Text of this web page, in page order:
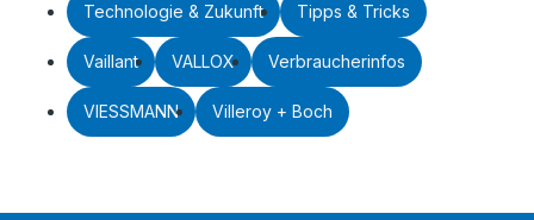
Technologie & Zukunft Tipps & Tricks
Vaillant VALLOX Verbraucherinfos
VIESSMANN Villeroy + Boch